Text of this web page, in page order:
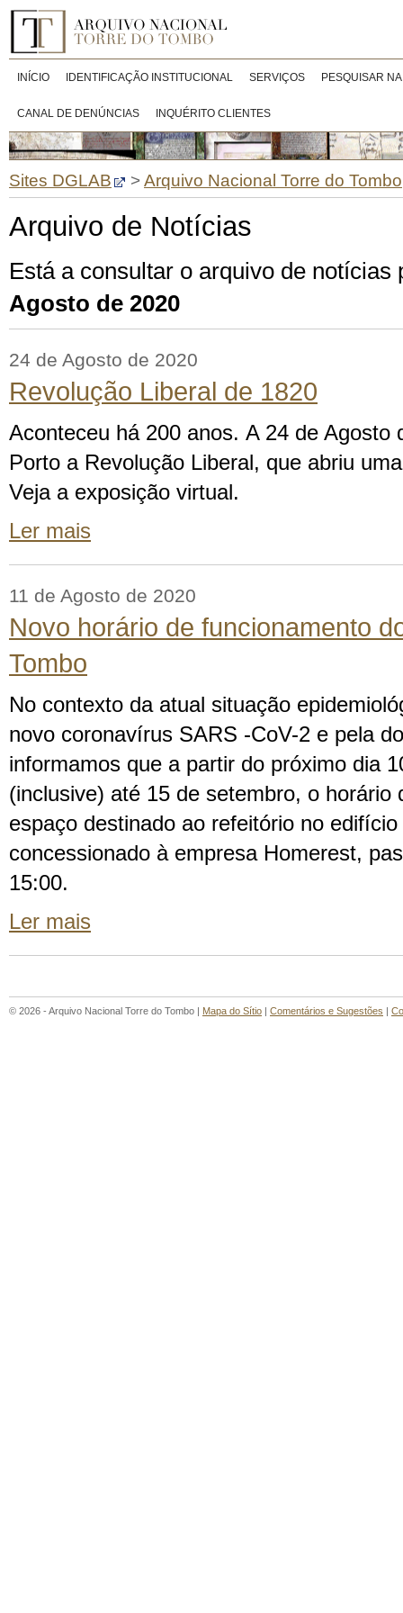
INÍCIO IDENTIFICAÇÃO INSTITUCIONAL SERVIÇOS PESQUISAR
CANAL DE DENÚNCIAS INQUÉRITO CLIENTES
Sites DGLAB >Arquivo Nacional Torre do Tombo
Arquivo de Notícias
Está a consultar o arquivo de notícias
Agosto de 2020
24 de Agosto de 2020
Revolução Liberal de 1820
Aconteceu há 200 anos. A 24 de Agosto
Porto a Revolução Liberal, que abriu
Veja a exposição virtual.
Ler mais
11 de Agosto de 2020
Novo horário de funcionamento
Tombo
No contexto da atual situação
novo coronavírus SARS -CoV-2 e pela
informamos que a partir do próximo dia
(inclusive) até 15 de setembro, o horário
espaço destinado ao refeitório no
concessionado à empresa Homerest,
15:00.
Ler mais
© 2026 - Arquivo Nacional Torre do Tombo | Mapa do Sítio | Comentários e Sugestões |